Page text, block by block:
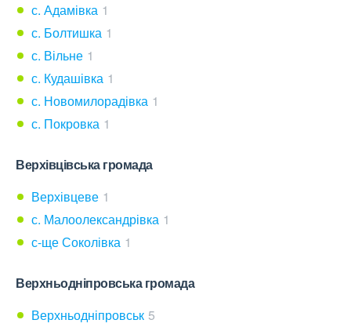
с. Адамівка 1
с. Болтишка 1
с. Вільне 1
с. Кудашівка 1
с. Новомилорадівка 1
с. Покровка 1
Верхівцівська громада
Верхівцеве 1
с. Малоолександрівка 1
с-ще Соколівка 1
Верхньодніпровська громада
Верхньодніпровськ 5